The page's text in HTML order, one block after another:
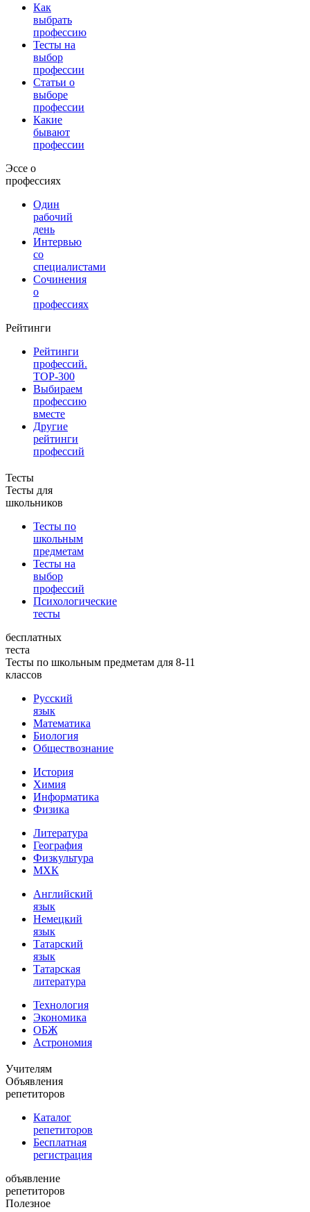
Как
выбрать
профессию
Тесты на
выбор
профессии
Статьи о
выборе
профессии
Какие
бывают
профессии
Эссе о
профессиях
Один
рабочий
день
Интервью
со
специалистами
Сочинения
о
профессиях
Рейтинги
Рейтинги
профессий.
TOP-300
Выбираем
профессию
вместе
Другие
рейтинги
профессий
Тесты
Тесты для
школьников
Тесты по
школьным
предметам
Тесты на
выбор
профессий
Психологические
тесты
бесплатных
теста
Тесты по школьным предметам для 8-11
классов
Русский
язык
Математика
Биология
Обществознание
История
Химия
Информатика
Физика
Литература
География
Физкультура
МХК
Английский
язык
Немецкий
язык
Татарский
язык
Татарская
литература
Технология
Экономика
ОБЖ
Астрономия
Учителям
Объявления
репетиторов
Каталог
репетиторов
Бесплатная
регистрация
объявление
репетиторов
Полезное